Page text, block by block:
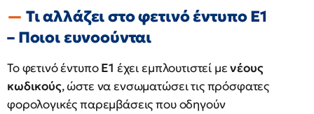
Τι αλλάζει στο φετινό έντυπο Ε1
– Ποιοι ευνοούνται
Το φετινό έντυποΕ1 έχει εμπλουτιστεί μενέους
κωδικούς, ώστε να ενσωματώσει τις πρόσφατες
φορολογικές παρεμβάσεις που οδηγούν